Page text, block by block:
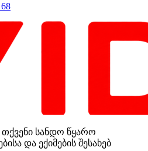
სანდო წყარო
და ექიმების შესახებ